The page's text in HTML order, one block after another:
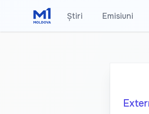
Știri Emisiuni